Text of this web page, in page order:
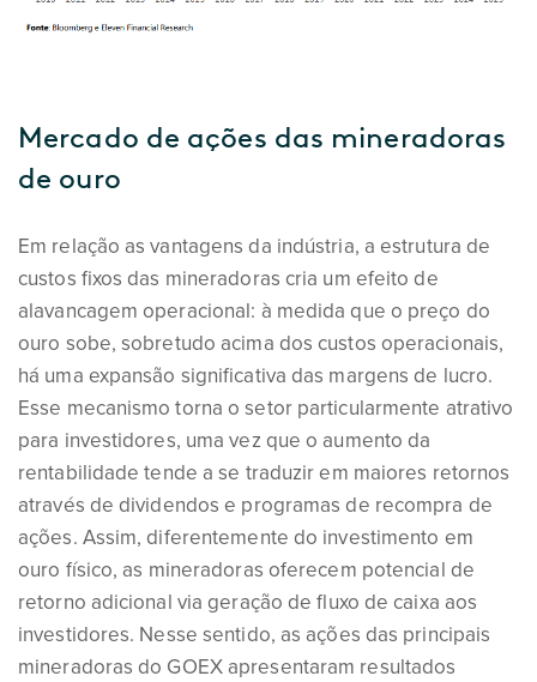
Mercado de ações das mineradoras
de ouro
Em relação as vantagens da indústria, a estrutura de
custos fixos das mineradoras cria um efeito de
alavancagem operacional: à medida que o preço do
ouro sobe, sobretudo acima dos custos operacionais,
há uma expansão significativa das margens de lucro.
Esse mecanismo torna o setor particularmente atrativo
para investidores, uma vez que o aumento da
rentabilidade tende a se traduzir em maiores retornos
através de dividendos e programas de recompra de
ações. Assim, diferentemente do investimento em
ouro físico, as mineradoras oferecem potencial de
retorno adicional via geração de fluxo de caixa aos
investidores. Nesse sentido, as ações das principais
mineradoras do GOEX apresentaram resultados